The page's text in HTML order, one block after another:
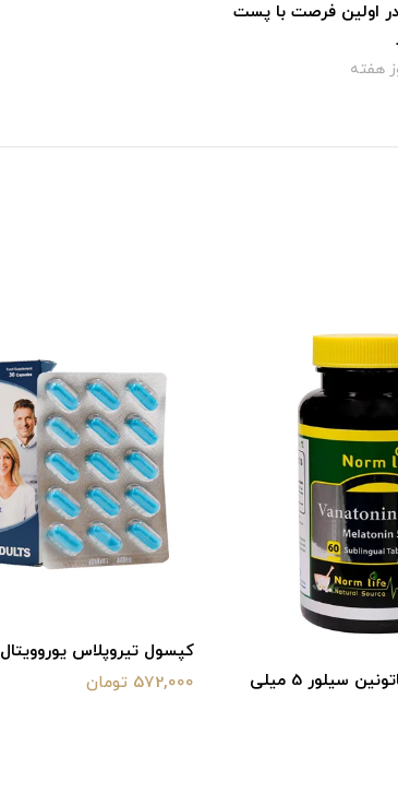
در اولین فرصت با پست
سیلور 5 میلی
کپسول تیروپلاس یوروویتال 30 عدد
572,000 تومان